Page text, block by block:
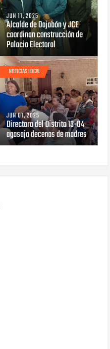
JUN 11, 2025
Alcalde de Dajabón y JCE
coordinan construcción de
Palacio Electoral
NOTICIAS LOCAL
JUN 01, 2025
Directora del Distrito 13-04
agasaja decenas de madres